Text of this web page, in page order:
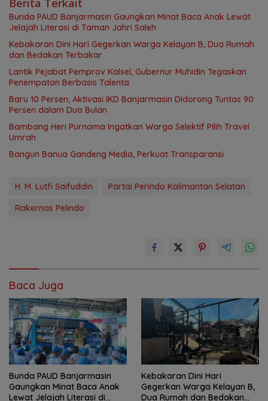
Berita Terkait
Bunda PAUD Banjarmasin Gaungkan Minat Baca Anak Lewat
Jelajah Literasi di Taman Jahri Saleh
Kebakaran Dini Hari Gegerkan Warga Kelayan B, Dua Rumah
dan Bedakan Terbakar
Lantik Pejabat Pemprov Kalsel, Gubernur Muhidin Tegaskan
Penempatan Berbasis Talenta
Baru 10 Persen, Aktivasi IKD Banjarmasin Didorong Tuntas 90
Persen dalam Dua Bulan
Bambang Heri Purnama Ingatkan Warga Selektif Pilih Travel
Umrah
Bangun Banua Gandeng Media, Perkuat Transparansi
H. M. Lutfi Saifuddin
Partai Perindo Kalimantan Selatan
Rakernas Pelindo
Baca Juga
Bunda PAUD Banjarmasin
Gaungkan Minat Baca Anak
Lewat Jelajah Literasi di
Kebakaran Dini Hari
Gegerkan Warga Kelayan B,
Dua Rumah dan Bedakan